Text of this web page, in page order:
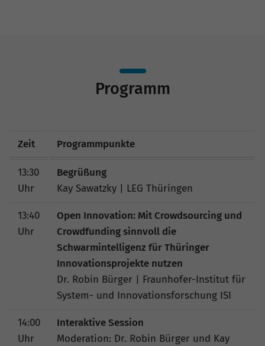
Programm
Zeit Programmpunkte
13:30
Uhr
Begrüßung
Kay Sawatzky | LEG Thüringen
13:40
Uhr
Open Innovation: Mit Crowdsourcing und
Crowdfunding sinnvoll die
Schwarmintelligenz für Thüringer
Innovationsprojekte nutzen
Dr. Robin Bürger | Fraunhofer-Institut für
System- und Innovationsforschung ISI
14:00
Uhr
Interaktive Session
Moderation: Dr. Robin Bürger und Kay